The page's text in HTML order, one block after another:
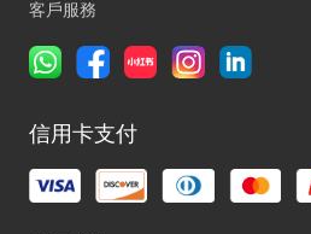
客戶服務
信用卡支付